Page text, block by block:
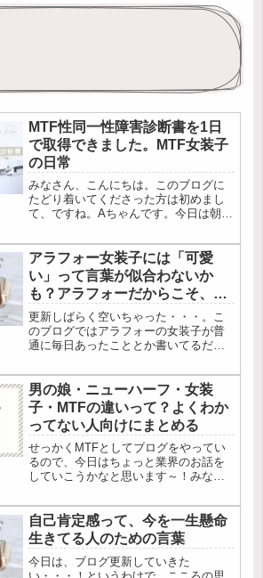
MTF性同一性障害診断書を1日
で取得できました。MTF女装子
の日常
みなさん、こんにちは。このブログに
たどり着いてくださった方は初めまし
て、ですね。Aちゃんです。今日は朝か
（MTF）の診断書をもらってきまし
た。動き始めてから約2か月、改めてこ
れからMTFとして新しい人生を送...
アラフォー女装子には「可愛
い」って言葉が似合わないか
も？アラフォーだからこそ、目
指したい人間像について
更新しばらく空いちゃった・・・。こ
のブログではアラフォーの女装子が普
通に毎日あったこととか書いてるだけ
こうかなって筆が止まりがち
で・・・。でも、一周回っていたって
普通にその時感じたことをブログ書い
ていくこと...
男の娘・ニューハーフ・女装
子・MTFの違いって？よくわか
ってない人向けにまとめる
せっかくMTFとしてブログをやってい
るので、今日はちょっと業界のお話を
していこうかなと思います～！みなさ
テーマは私たち女装子？男の娘？ニュ
ーハーフなどなど、似てるようで全然
違う生態について、簡単におまとめ...
自己肯定感って、今を一生懸命
生きてる人のための言葉
今日は、ブログ更新していきた